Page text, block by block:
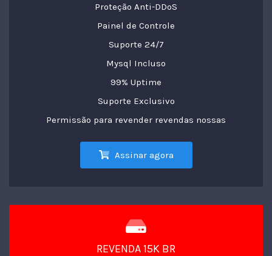
Proteção Anti-DDoS
Painel de Controle
Suporte 24/7
Mysql Incluso
99% Uptime
Suporte Exclusivo
Permissão para revender revendas nossas
Assinar agora
REVENDA 15K BR